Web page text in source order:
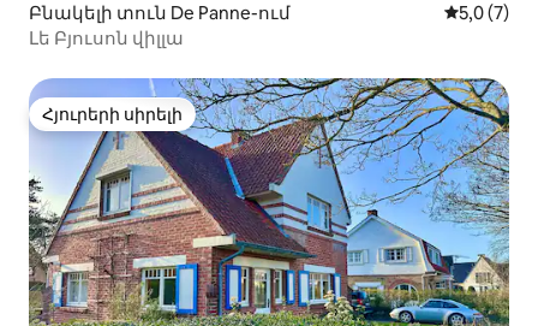
Բնակելի տուն De Panne-ում Միջին
5,0 (7)
Լե Բյուսոն վիլլա
Հյուրերի սիրելի
Հյուրերի սիրելի